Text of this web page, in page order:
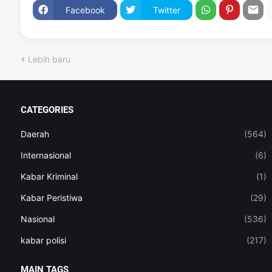
Facebook Twitter
Lebih baru
CATEGORIES
Daerah (564)
Internasional (6)
Kabar Kriminal (1)
Kabar Peristiwa (29)
Nasional (536)
kabar polisi (217)
MAIN TAGS